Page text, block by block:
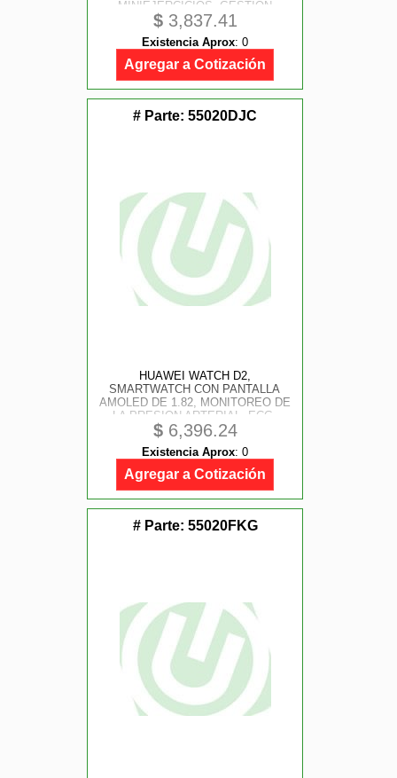
MINIEJERCICIOS, GESTION
AVANZADA DE LA SALUD,
MONITOR DE FRECUENCIA
CARDIACA, SPO2, PARA
HOMBRES Y MUJERES, IOS Y
ANDROID, MORADO
$3,837.41
Existencia Aprox: 0
Agregar a Cotización
# Parte: 55020DJC
HUAWEI WATCH D2,
SMARTWATCH CON PANTALLA
AMOLED DE 1.82, MONITOREO DE
LA PRESION ARTERIAL, ECG,
EXHAUSTIVA DEL SUENO, SPO2,
ASISTENCIA SANITARIA
FAMILIAR, LLAMADAS, GPS, IOS
Y ANDROID, COLOR DORADO
$6,396.24
Existencia Aprox: 0
Agregar a Cotización
# Parte: 55020FKG